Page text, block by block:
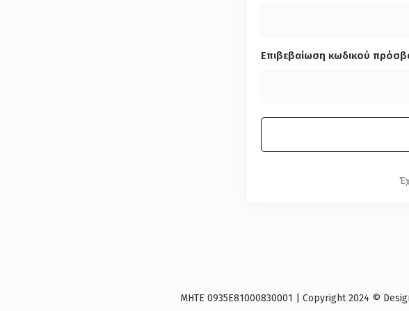
Επιβεβαίωση κωδικού
ΜΗΤΕ 0935E81000830001 | Copyright 2024 ©